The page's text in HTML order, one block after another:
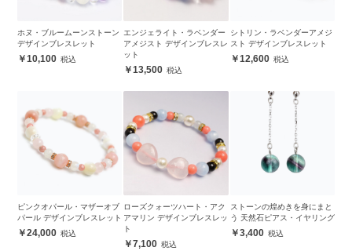
ホヌ・ブルームーンストーン
デザインブレスレット
10,100
エンジェライト・ラベンダー
アメジスト デザインブレスレ
ット
13,500
シトリン・ラベンダーアメジ
スト デザインブレスレット
12,600
ピンクオパール・マザーオブ
パール デザインブレスレット
24,000
ローズクォーツハート・アク
アマリン デザインブレスレッ
ト
7,100
ストーンの煌めきを身にまと
う 天然石ピアス・イヤリング
3,400